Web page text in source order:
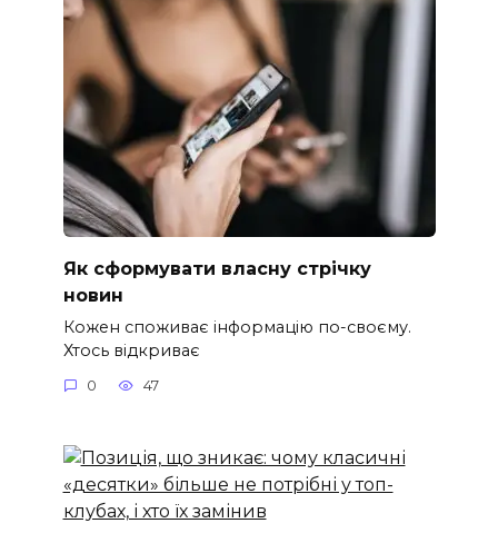
Як сформувати власну стрічку
новин
Кожен споживає інформацію по-своєму.
Хтось відкриває
0 47